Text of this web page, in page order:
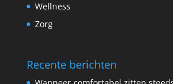
Wellness
Zorg
Recente berichten